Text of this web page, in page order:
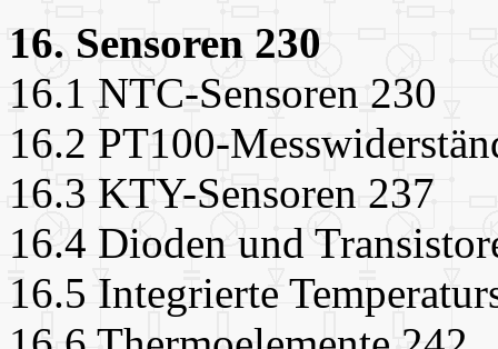
16. Sensoren 230
16.1 NTC-Sensoren 230
16.2 PT100-
16.3 KTY-Sensoren 237
16.4 Dioden und
16.5 Integrierte